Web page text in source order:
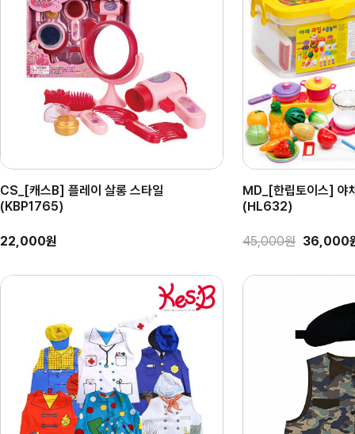
CS_[캐스B] 플레이 살롱 스타일
(KBP1765)
22,000원
MD_[한립토이스] 야
(HL632)
45,000원 36,000